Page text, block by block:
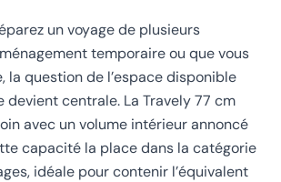
un voyage de plusieurs
temporaire ou que vous
la question de l’espace disponible
devient centrale. La Travely 77 cm
avec un volume intérieur annoncé
capacité la place dans la catégorie
idéale pour contenir l’équivalent